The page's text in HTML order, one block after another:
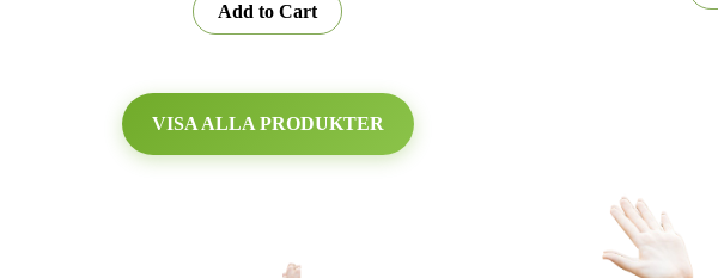
Add to Cart
VISA ALLA PRODUKTER